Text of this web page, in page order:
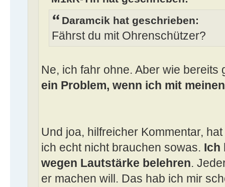
Daramcik hat geschrieben:
Fährst du mit Ohrenschützer?
Ne, ich fahr ohne. Aber wie bereits
ein Problem, wenn ich mit
Und joa, hilfreicher Kommentar,
ich echt nicht brauchen sowas. Ich
wegen Lautstärke belehren.
er machen will. Das hab ich mir